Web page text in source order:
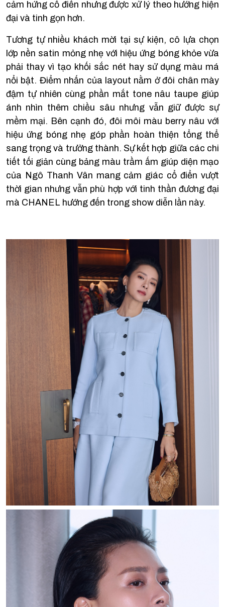
cảm hứng cổ điển nhưng được xử lý theo hướng hiện
đại và tinh gọn hơn.
Tương tự nhiều khách mời tại sự kiện, cô lựa chọn
lớp nền satin mỏng nhẹ với hiệu ứng bóng khỏe vừa
phải thay vì tạo khối sắc nét hay sử dụng màu má
nổi bật. Điểm nhấn của layout nằm ở đôi chân mày
đậm tự nhiên cùng phần mắt tone nâu taupe giúp
ánh nhìn thêm chiều sâu nhưng vẫn giữ được sự
mềm mại. Bên cạnh đó, đôi môi màu berry nâu với
hiệu ứng bóng nhẹ góp phần hoàn thiện tổng thể
sang trọng và trưởng thành. Sự kết hợp giữa các chi
tiết tối giản cùng bảng màu trầm ấm giúp diện mạo
của Ngô Thanh Vân mang cảm giác cổ điển vượt
thời gian nhưng vẫn phù hợp với tinh thần đương đại
mà CHANEL hướng đến trong show diễn lần này.